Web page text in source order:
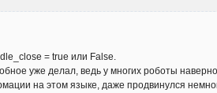
= true или False.
уже делал, ведь у многих роботы
на этом языке, даже продвинулся